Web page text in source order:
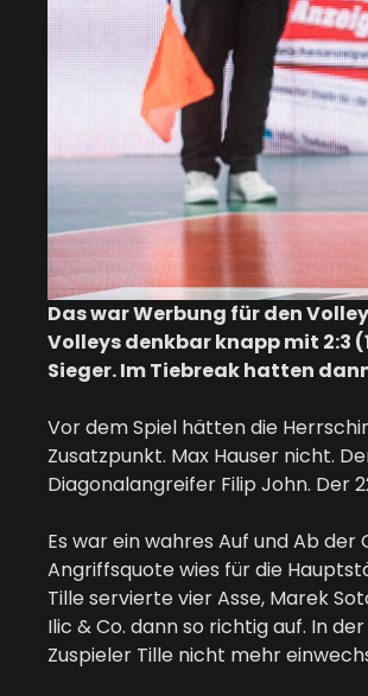
Das war Werbung für den
Volleys denkbar knapp mit 2:3
Sieger. Im Tiebreak hatten
Vor dem Spiel hätten die
Zusatzpunkt. Max Hauser nicht.
Diagonalangreifer Filip John.
Es war ein wahres Auf und Ab
Angriffsquote wies für die
Tille servierte vier Asse, Marek
Ilic & Co. dann so richtig auf. In
Zuspieler Tille nicht mehr